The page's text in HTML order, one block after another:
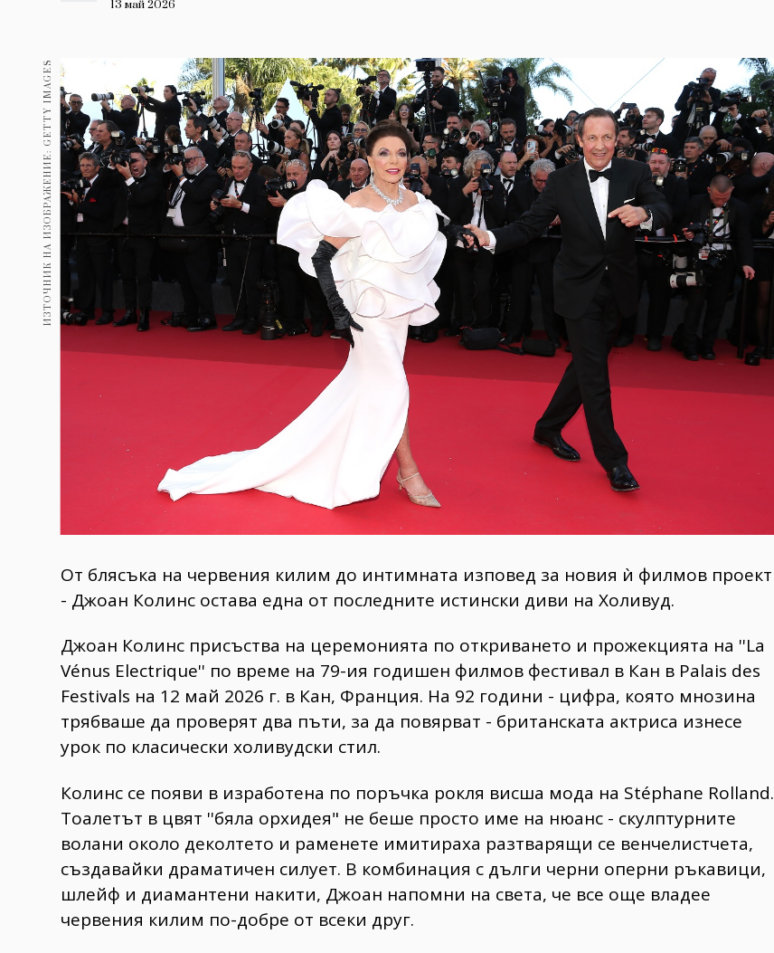
Здраве
Gentlemen
382
Wellness 1817
ПОСЛЕДВАЙТЕ
НИ
13 май 2026
ИЗТОЧНИК НА ИЗОБРАЖЕНИЕ: GETTY IMAGES
​От блясъка на червения килим до интимната изповед за новия ѝ филмов проект
- Джоан Колинс остава една от последните истински диви на Холивуд.
​Джоан Колинс присъства на церемонията по откриването и прожекцията на ''La
Vénus Electrique'' по време на 79-ия годишен филмов фестивал в Кан в Palais des
Festivals на 12 май 2026 г. в Кан, Франция. На 92 години - цифра, която мнозина
трябваше да проверят два пъти, за да повярват - британската актриса изнесе
урок по класически холивудски стил.
​Колинс се появи в изработена по поръчка рокля висша мода на Stéphane Rolland.
Тоалетът в цвят ''бяла орхидея" не беше просто име на нюанс - скулптурните
волани около деколтето и раменете имитираха разтварящи се венчелистчета,
създавайки драматичен силует. В комбинация с дълги черни оперни ръкавици,
шлейф и диамантени накити, Джоан напомни на света, че все още владее
червения килим по-добре от всеки друг.